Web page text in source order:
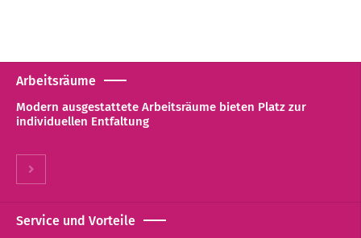
Arbeitsräume
Modern ausgestattete Arbeitsräume bieten Platz zur
individuellen Entfaltung
Service und Vorteile